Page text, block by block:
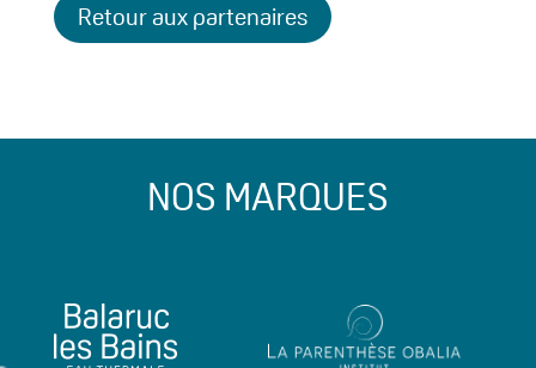
Retour aux partenaires
NOS MARQUES